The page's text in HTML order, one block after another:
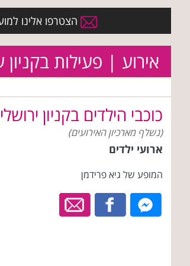
הצטרפו אלינו
אירוע | פעילות בקניון
כוכבי הילדים בקניון
(נשלף מארכיון האירועים)
ארועי ילדים
המופע של גיא פרידמן